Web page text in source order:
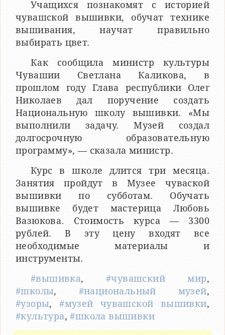
Учащихся познакомят с историей
чувашской вышивки, обучат технике
вышивания, научат правильно
выбирать цвет.
Как сообщила министр культуры
Чувашии Светлана Каликова, в
прошлом году Глава республики Олег
Николаев дал поручение создать
Национальную школу вышивки. «Мы
выполнили задачу. Музей создал
долгосрочную образовательную
программу», — сказала министр.
Курс в школе длится три месяца.
Занятия пройдут в Музее чуваской
вышивки по субботам. Обучать
вышивке будет мастерица Любовь
Вазюкова. Стоимость курса — 3300
рублей. В эту цену входят все
необходимые материалы и
инструменты.
#вышивка, #чувашский мир,
#школы, #национальный музей,
#узоры,#музей чувашской вышивки,
#культура,#школа вышивки